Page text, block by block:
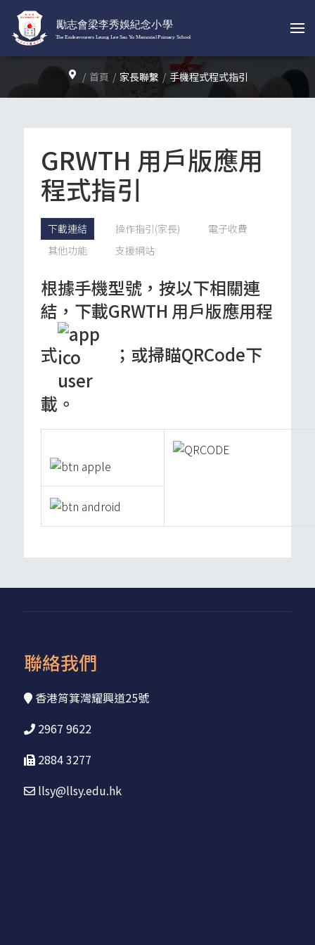
首頁 家長聯繫 手機程式程式指引
GRWTH 用戶版應用
程式指引
下載連結 操作指引(家長)
電子收費
其他功能
支援網站
根據手機型號，按以下相關連
結，下載GRWTH 用戶版應用程
式
；或掃瞄QRCode下
載。
聯絡我們
香港筲箕灣耀興道25號
2967 9622
2884 3277
llsy@llsy.edu.hk